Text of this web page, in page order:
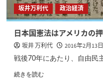
坂井万利代 政治経済
日本国憲法はアメリカの
坂井 万利代 2016年2月13日
戦後70年にあたり、自由民
続きを読む